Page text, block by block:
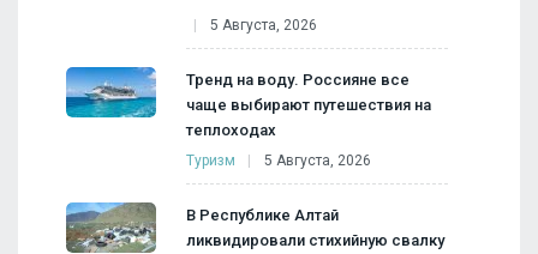
5 Августа, 2026
Тренд на воду. Россияне все
чаще выбирают путешествия на
теплоходах
Туризм 5 Августа, 2026
В Республике Алтай
ликвидировали стихийную свалку